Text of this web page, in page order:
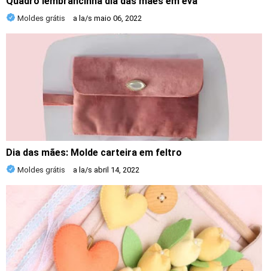
Moldes grátis a la/s maio 06, 2022
Dia das mães: Molde carteira em feltro
Moldes grátis a la/s abril 14, 2022